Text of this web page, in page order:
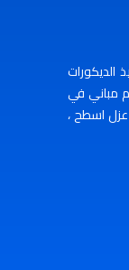
الديكورات
مباني في
عزل اسطح ،